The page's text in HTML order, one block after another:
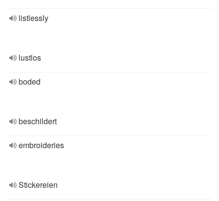
listlessly
lustlos
boded
beschildert
embroideries
Stickereien